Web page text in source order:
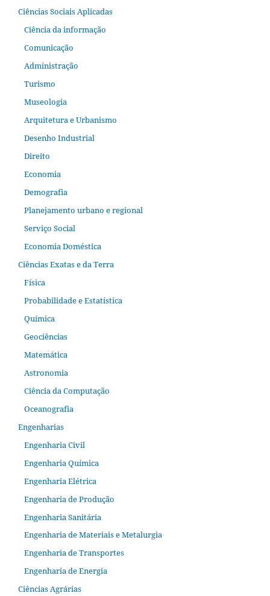
Ciências Sociais Aplicadas
Ciência da informação
Comunicação
Administração
Turismo
Museologia
Arquitetura e Urbanismo
Desenho Industrial
Direito
Economia
Demografia
Planejamento urbano e regional
Serviço Social
Economia Doméstica
Ciências Exatas e da Terra
Física
Probabilidade e Estatística
Química
Geociências
Matemática
Astronomia
Ciência da Computação
Oceanografia
Engenharias
Engenharia Civil
Engenharia Química
Engenharia Elétrica
Engenharia de Produção
Engenharia Sanitária
Engenharia de Materiais e Metalurgia
Engenharia de Transportes
Engenharia de Energia
Ciências Agrárias